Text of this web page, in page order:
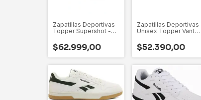
Zapatillas Deportivas
Topper Supershot -
$62.999,00
Zapatillas Deportivas
Unisex Topper Vante -
$52.390,00